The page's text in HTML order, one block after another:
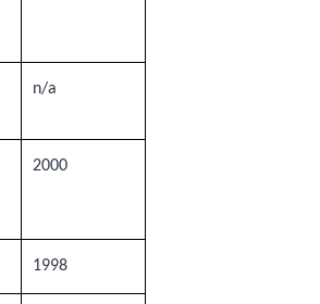
n/a
2000
1998